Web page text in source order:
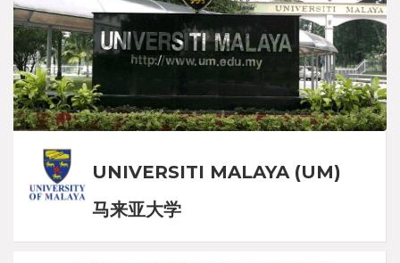
UNIVERSITI MALAYA (UM)
马来亚大学